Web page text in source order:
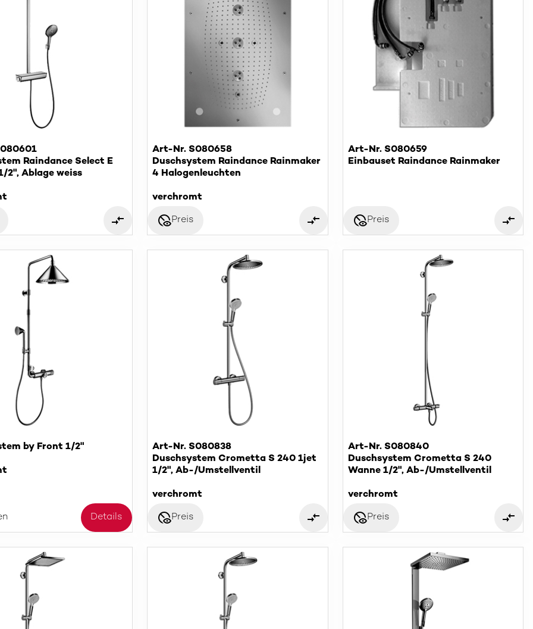
Raindance Select E
2", Ablage weiss
Art-Nr. S080658
Duschsystem Raindance Rainmaker
4 Halogenleuchten
verchromt
disabled_visiblePreis
Art-Nr. S080659
Einbauset Raindance Rainmaker
disabled_visiblePreis
by Front 1/2"
Details
Art-Nr. S080838
Duschsystem Crometta S 240 1jet
1/2", Ab-/Umstellventil
verchromt
disabled_visiblePreis
Art-Nr. S080840
Duschsystem Crometta S 240
Wanne 1/2", Ab-/Umstellventil
verchromt
disabled_visiblePreis